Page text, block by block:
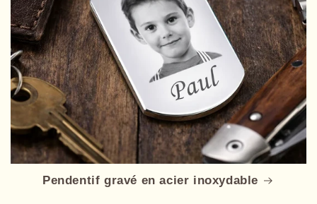
Pendentif gravé en acier inoxydable